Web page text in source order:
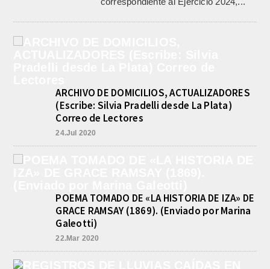
ARCHIVO DE DOMICILIOS, ACTUALIZADORES
(Escribe: Silvia Pradelli desde La Plata)
Correo de Lectores
24.Jul 2020
POEMA TOMADO DE «LA HISTORIA DE IZA» DE
GRACE RAMSAY (1869). (Enviado por Marina
Galeotti)
22.Mar 2020